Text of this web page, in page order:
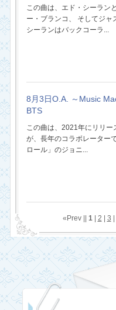
この曲は、エド・シーラン
ー・ブランコ、 そしてジャ
シーランはバックコーラ...
8月3日O.A. ～Music
BTS
この曲は、2021年にリリー
が、長年のコラボレーター
ロール」のジョニ...
«Prev || 1| 2 3